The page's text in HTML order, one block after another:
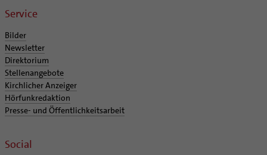
Service
Bilder
Newsletter
Direktorium
Stellenangebote
Kirchlicher Anzeiger
Hörfunkredaktion
Presse- und Öffentlichkeitsarbeit
Social